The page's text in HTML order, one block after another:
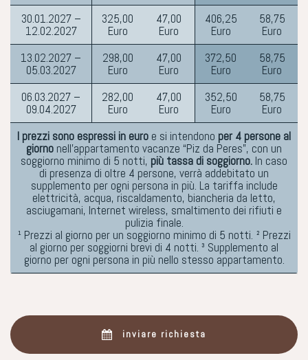
30.01.2027 –
12.02.2027
325,00
Euro
47,00
Euro
406,25
Euro
58,75
Euro
13.02.2027 –
05.03.2027
298,00
Euro
47,00
Euro
372,50
Euro
58,75
Euro
06.03.2027 –
09.04.2027
282,00
Euro
47,00
Euro
352,50
Euro
58,75
Euro
I prezzi sono espressi in euro e si intendono per 4 persone al
giorno nell’appartamento vacanze “Piz da Peres”, con un
soggiorno minimo di 5 notti, più tassa di soggiorno. In caso
di presenza di oltre 4 persone, verrà addebitato un
supplemento per ogni persona in più. La tariffa include
elettricità, acqua, riscaldamento, biancheria da letto,
asciugamani, Internet wireless, smaltimento dei rifiuti e
pulizia finale.
¹ Prezzi al giorno per un soggiorno minimo di 5 notti. ² Prezzi
al giorno per soggiorni brevi di 4 notti. ³ Supplemento al
giorno per ogni persona in più nello stesso appartamento.
inviare richiesta